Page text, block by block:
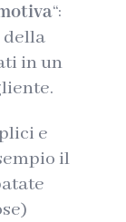
“:
della
in un
e
il